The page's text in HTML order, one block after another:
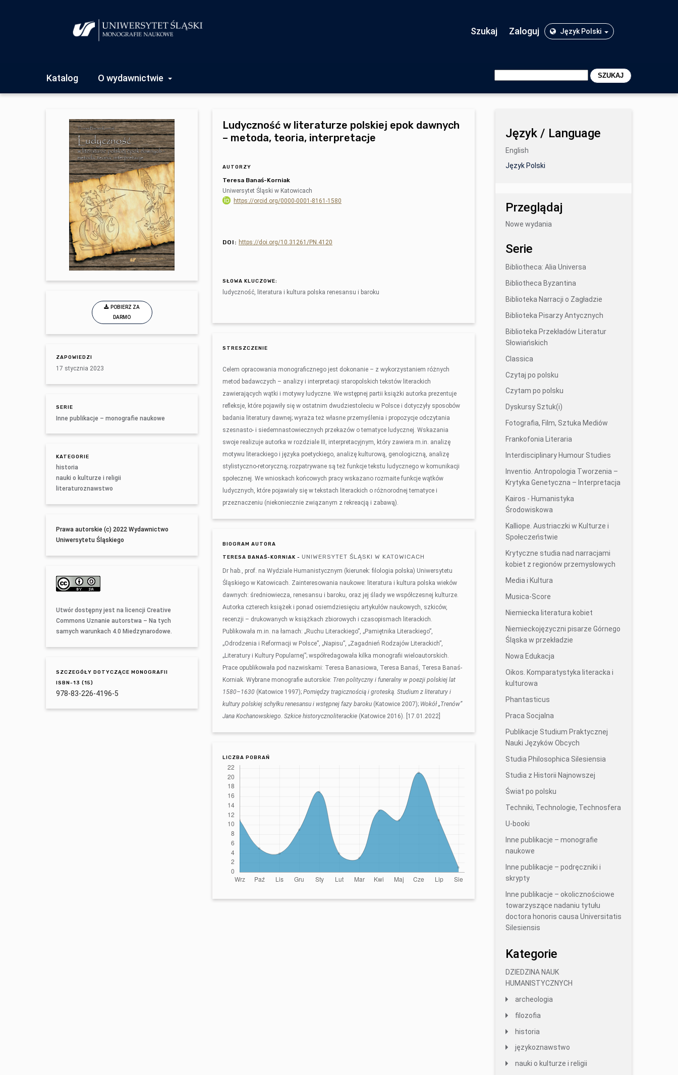
Szukaj Zaloguj Język Polski
Katalog O wydawnictwie SZUKAJ
POBIERZ ZA
DARMO
ZAPOWIEDZI
17 stycznia 2023
SERIE
Inne publikacje – monografie naukowe
KATEGORIE
historia
nauki o kulturze i religii
literaturoznawstwo
Prawa autorskie (c) 2022 Wydawnictwo
Uniwersytetu Śląskiego
Utwór dostępny jest na licencji Creative
Commons Uznanie autorstwa – Na tych
samych warunkach 4.0 Miedzynarodowe.
SZCZEGÓŁY DOTYCZĄCE MONOGRAFII
ISBN-13 (15)
978-83-226-4196-5
Ludyczność w literaturze polskiej epok dawnych
– metoda, teoria, interpretacje
AUTORZY
Teresa Banaś-Korniak
Uniwersytet Śląski w Katowicach
https://orcid.org/0000-0001-8161-1580
DOI: https://doi.org/10.31261/PN.4120
SŁOWA KLUCZOWE:
ludyczność, literatura i kultura polska renesansu i baroku
STRESZCZENIE
Celem opracowania monograficznego jest dokonanie – z wykorzystaniem różnych
metod badawczych – analizy i interpretacji staropolskich tekstów literackich
zawierających wątki i motywy ludyczne. We wstępnej partii książki autorka prezentuje
refleksje, które pojawiły się w ostatnim dwudziestoleciu w Polsce i dotyczyły sposobów
badania literatury dawnej; wyraża też własne przemyślenia i propozycje odczytania
szesnasto- i siedemnastowiecznych przekazów o tematyce ludycznej. Wskazania
swoje realizuje autorka w rozdziale III, interpretacyjnym, który zawiera m.in. analizę
motywu literackiego i języka poetyckiego, analizę kulturową, genologiczną, analizę
stylistyczno-retoryczną; rozpatrywane są też funkcje tekstu ludycznego w komunikacji
społecznej. We wnioskach końcowych pracy wskazano rozmaite funkcje wątków
ludycznych, które pojawiały się w tekstach literackich o różnorodnej tematyce i
przeznaczeniu (niekoniecznie związanym z rekreacją i zabawą).
BIOGRAM AUTORA
TERESA BANAŚ-KORNIAK - UNIWERSYTET ŚLĄSKI W KATOWICACH
Dr hab., prof. na Wydziale Humanistycznym (kierunek: filologia polska) Uniwersytetu
Śląskiego w Katowicach. Zainteresowania naukowe: literatura i kultura polska wieków
dawnych: średniowiecza, renesansu i baroku, oraz jej ślady we współczesnej kulturze.
Autorka czterech książek i ponad osiemdziesięciu artykułów naukowych, szkiców,
recenzji – drukowanych w książkach zbiorowych i czasopismach literackich.
Publikowała m.in. na łamach: „Ruchu Literackiego”, „Pamiętnika Literackiego”,
„Odrodzenia i Reformacji w Polsce”, „Napisu”, „Zagadnień Rodzajów Literackich”,
„Literatury i Kultury Popularnej”; współredagowała kilka monografii wieloautorskich.
Prace opublikowała pod nazwiskami: Teresa Banasiowa, Teresa Banaś, Teresa Banaś-
Korniak. Wybrane monografie autorskie: Tren polityczny i funeralny w poezji polskiej lat
1580–1630 (Katowice 1997); Pomiędzy tragicznością i groteską. Studium z literatury i
kultury polskiej schyłku renesansu i wstępnej fazy baroku (Katowice 2007); Wokół „Trenów”
Jana Kochanowskiego. Szkice historycznoliterackie (Katowice 2016). [17.01.2022]
LICZBA POBRAŃ
Język / Language
English
Język Polski
Przeglądaj
Nowe wydania
Serie
Bibliotheca: Alia Universa
Bibliotheca Byzantina
Biblioteka Narracji o Zagładzie
Biblioteka Pisarzy Antycznych
Biblioteka Przekładów Literatur
Słowiańskich
Classica
Czytaj po polsku
Czytam po polsku
Dyskursy Sztuk(i)
Fotografia, Film, Sztuka Mediów
Frankofonia Literaria
Interdisciplinary Humour Studies
Inventio. Antropologia Tworzenia –
Krytyka Genetyczna – Interpretacja
Kairos - Humanistyka
Środowiskowa
Kalliope. Austriaczki w Kulturze i
Społeczeństwie
Krytyczne studia nad narracjami
kobiet z regionów przemysłowych
Media i Kultura
Musica-Score
Niemiecka literatura kobiet
Niemieckojęzyczni pisarze Górnego
Śląska w przekładzie
Nowa Edukacja
Oikos. Komparatystyka literacka i
kulturowa
Phantasticus
Praca Socjalna
Publikacje Studium Praktycznej
Nauki Języków Obcych
Studia Philosophica Silesiensia
Studia z Historii Najnowszej
Świat po polsku
Techniki, Technologie, Technosfera
U-booki
Inne publikacje – monografie
naukowe
Inne publikacje – podręczniki i
skrypty
Inne publikacje – okolicznościowe
towarzyszące nadaniu tytułu
doctora honoris causa Universitatis
Silesiensis
Kategorie
DZIEDZINA NAUK
HUMANISTYCZNYCH
archeologia
filozofia
historia
językoznawstwo
nauki o kulturze i religii